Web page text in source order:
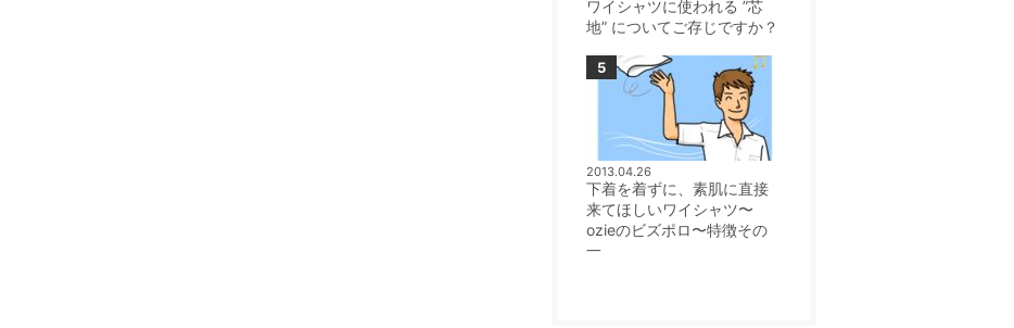
ワイシャツに使われる ”芯
地” についてご存じですか？
2013.04.26
下着を着ずに、素肌に直接
来てほしいワイシャツ〜
ozieのビズポロ〜特徴その
一